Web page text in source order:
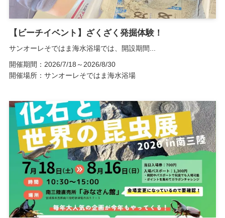
【ビーチイベント】ざくざく発掘体験！
サンオーレそではま海水浴場では、開設期間...
開催期間：2026/7/18～2026/8/30
開催場所：サンオーレそではま海水浴場